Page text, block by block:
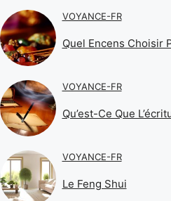
VOYANCE-FR
Quel Encens Choisir
VOYANCE-FR
Qu’est-Ce Que
VOYANCE-FR
Le Feng Shui